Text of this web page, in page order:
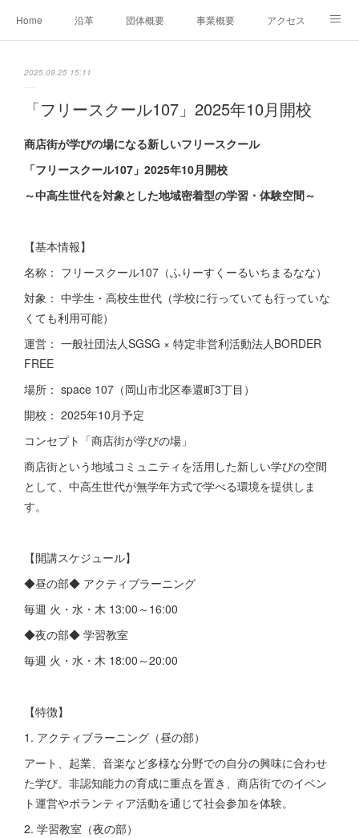
Home 沿革 団体概要 事業概要 アクセス
2025.09.25 15:11
「フリースクール107」2025年10月開校
商店街が学びの場になる新しいフリースクール
「フリースクール107」2025年10月開校
～中高生世代を対象とした地域密着型の学習・体験空間～
【基本情報】
名称： フリースクール107（ふりーすくーるいちまるなな）
対象： 中学生・高校生世代（学校に行っていても行っていな
くても利用可能）
運営： 一般社団法人SGSG × 特定非営利活動法人BORDER
FREE
場所： space 107（岡山市北区奉還町3丁目）
開校： 2025年10月予定
コンセプト「商店街が学びの場」
商店街という地域コミュニティを活用した新しい学びの空間
として、中高生世代が無学年方式で学べる環境を提供しま
す。
【開講スケジュール】
◆昼の部◆ アクティブラーニング
毎週 火・水・木 13:00～16:00
◆夜の部◆ 学習教室
毎週 火・水・木 18:00～20:00
【特徴】
1. アクティブラーニング（昼の部）
アート、起業、音楽など多様な分野での自分の興味に合わせ
た学び。非認知能力の育成に重点を置き、商店街でのイベン
ト運営やボランティア活動を通じて社会参加を体験。
2. 学習教室（夜の部）